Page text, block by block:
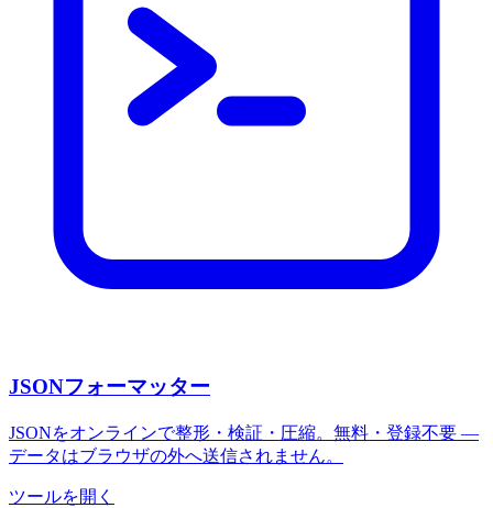
JSONフォーマッター
JSONをオンラインで整形・検証・圧縮。無料・登録不要 —
データはブラウザの外へ送信されません。
ツールを開く